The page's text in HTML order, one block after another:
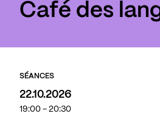
Café des
SÉANCES
22.10.2026
19:00 - 20:30